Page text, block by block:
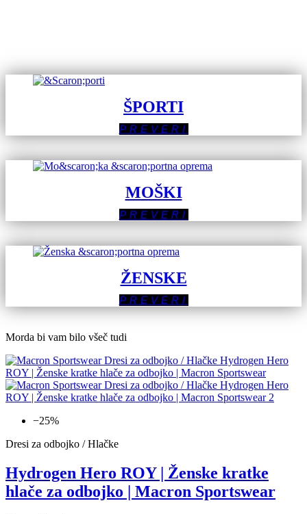
ŠPORTI
PREVERI
MOŠKI
PREVERI
ŽENSKE
PREVERI
Morda bi vam bilo všeč tudi
−25%
Dresi za odbojko / Hlačke
Hydrogen Hero ROY | Ženske kratke
hlače za odbojko | Macron Sportswear